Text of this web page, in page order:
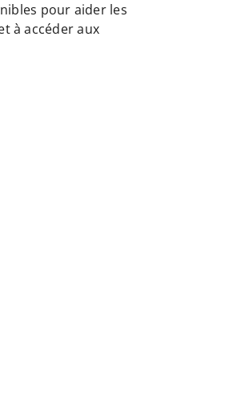
pour aider les
à accéder aux